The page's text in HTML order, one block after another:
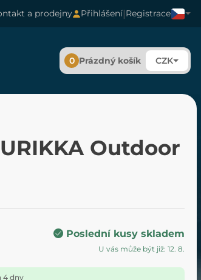
a prodejny Přihlášení|Registrace
0 Prázdný košík CZK
Outdoor
Poslední kusy skladem
U vás může být již: 12. 8.
4 dny